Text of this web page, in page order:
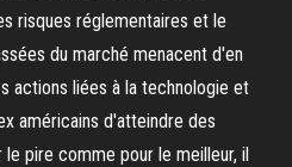
risques réglementaires et le
du marché menacent d'en
actions liées à la technologie et
américains d'atteindre des
pire comme pour le meilleur, il